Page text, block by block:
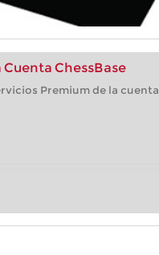
ChessBase
Premium de la cuenta